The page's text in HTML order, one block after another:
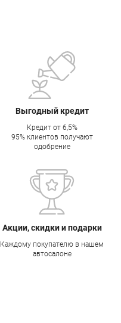
Выгодный кредит
Кредит от 6,5%
95% клиентов получают
одобрение
Акции, скидки и подарки
Каждому покупателю в нашем
автосалоне